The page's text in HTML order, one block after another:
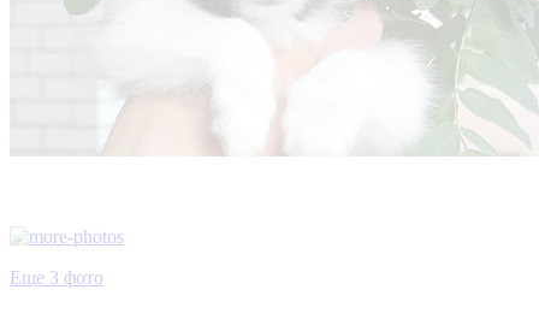
Еще 3 фото